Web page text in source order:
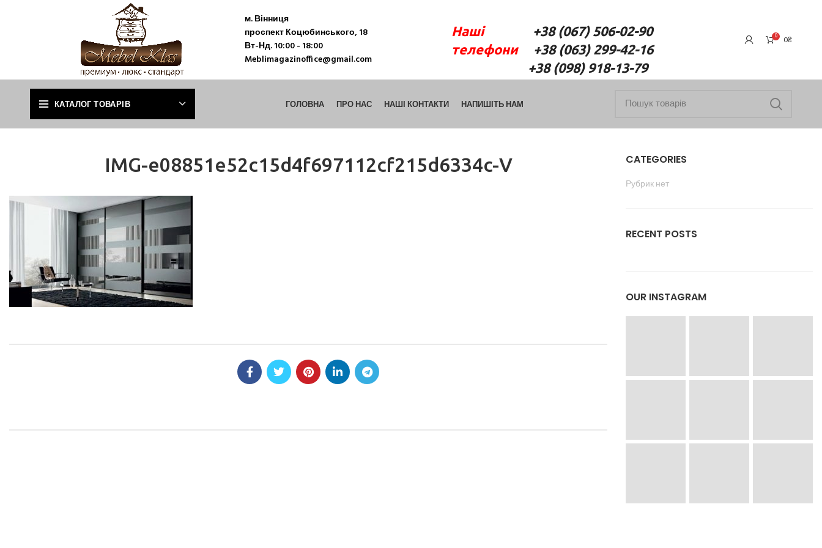
м. Вінниця
проспект Коцюбинського, 18
Вт-Нд. 10:00 - 18:00
Meblimagazinoffice@gmail.com
Наші+38 (067) 506-02-90
телефони+38 (063) 299-42-16
+38 (098) 918-13-79
0 0₴
КАТАЛОГ ТОВАРІВ ГОЛОВНА ПРО НАС НАШІ КОНТАКТИ НАПИШІТЬ НАМ
IMG-e08851e52c15d4f697112cf215d6334c-V
CATEGORIES
Рубрик нет
RECENT POSTS
OUR INSTAGRAM